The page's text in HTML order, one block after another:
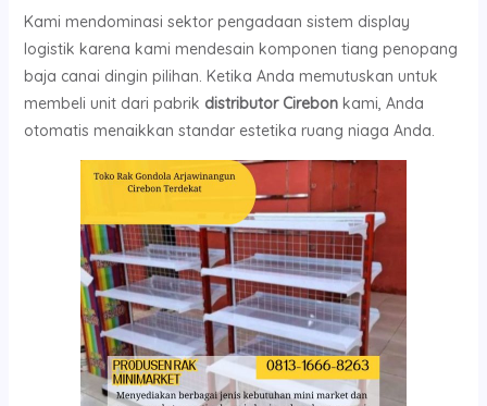
Kami mendominasi sektor pengadaan sistem display
logistik karena kami mendesain komponen tiang penopang
baja canai dingin pilihan. Ketika Anda memutuskan untuk
membeli unit dari pabrik distributor Cirebonkami, Anda
otomatis menaikkan standar estetika ruang niaga Anda.